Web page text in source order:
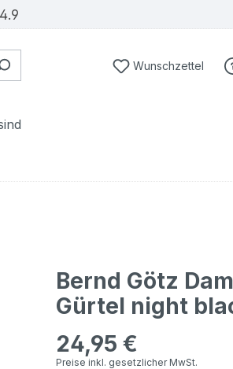
4.9
Du hast 0
Wunschzettel
Bernd Götz
Gürtel night
Regulärer Preis:
24,95 €
Preise inkl. gesetzlicher MwSt.